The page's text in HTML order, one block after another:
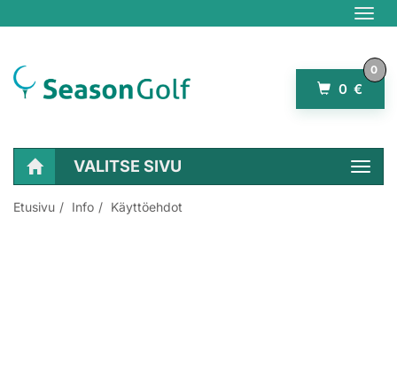
0 €
0
VALITSE SIVU
Etusivu Info Käyttöehdot